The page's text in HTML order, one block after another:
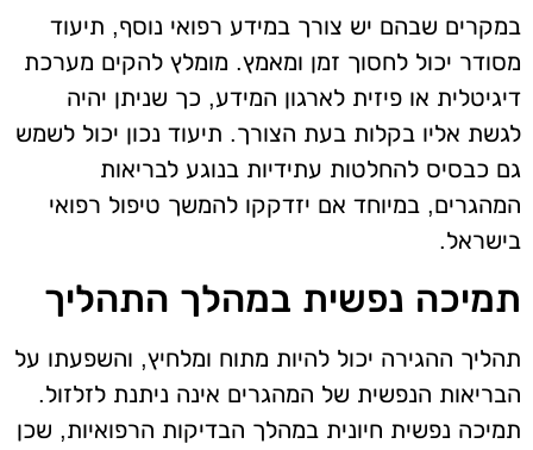
במקרים שבהם יש צורך במידע רפואי נוסף, תיעוד
מסודר יכול לחסוך זמן ומאמץ. מומלץ להקים מערכת
דיגיטלית או פיזית לארגון המידע, כך שניתן יהיה
לגשת אליו בקלות בעת הצורך. תיעוד נכון יכול לשמש
גם כבסיס להחלטות עתידיות בנוגע לבריאות
המהגרים, במיוחד אם יזדקקו להמשך טיפול רפואי
בישראל.
תמיכה נפשית במהלך התהליך
תהליך ההגירה יכול להיות מתוח ומלחיץ, והשפעתו על
הבריאות הנפשית של המהגרים אינה ניתנת לזלזול.
תמיכה נפשית חיונית במהלך הבדיקות הרפואיות, שכן